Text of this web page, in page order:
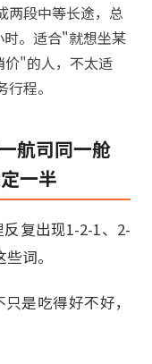
两段中等长途，总
时。适合"就想坐某
"的人，不太适
程。
航司同一舱
一半
复出现1-2-1、2-
词。
是吃得好不好，